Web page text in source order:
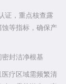
证，重点核查露
等指标，确保产
封洁净根基
疗区域需频繁清